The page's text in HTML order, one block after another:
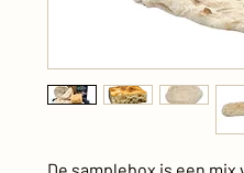
De samplebox is een